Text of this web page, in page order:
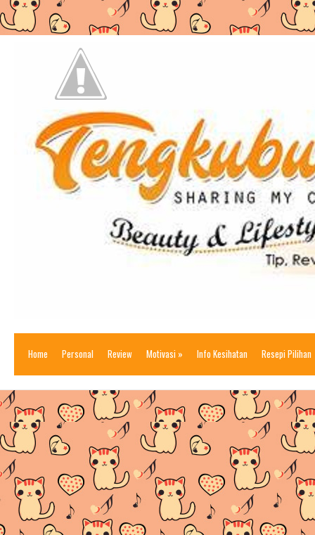
Home Personal Review Motivasi » Info Kesihatan Resepi Pilihan